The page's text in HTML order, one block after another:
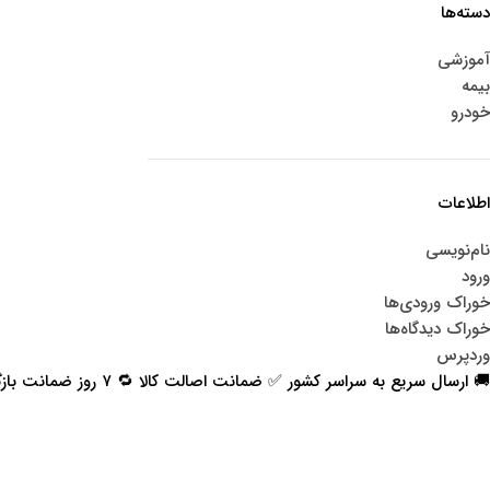
دسته‌ها
آموزشی
بیمه
خودرو
اطلاعات
نام‌نویسی
ورود
خوراک ورودی‌ها
خوراک دیدگاه‌ها
وردپرس
🚚 ارسال سریع به سراسر کشور ✅ ضمانت اصالت کالا 🔁 ۷ روز ضمانت بازگشت 📞 پشتیبانی واقعی